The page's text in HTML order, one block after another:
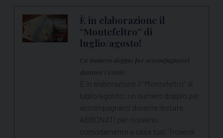
È in elaborazione il
“Montefeltro” di
luglio/agosto!
Un numero doppio per accompagnarci
durante l’estate
È in elaborazione il “Montefeltro” di
luglio/agosto: un numero doppio per
accompagnarci durante l’estate.
ABBONATI per riceverlo
comodamente a casa tua! Troverai